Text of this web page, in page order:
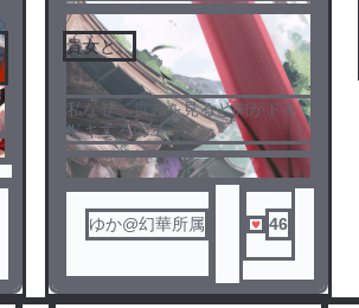
3
貴女と。
私なぜ、貴方を見ると胸がドキ
ドキするの？
ゆか@幻華所属 46